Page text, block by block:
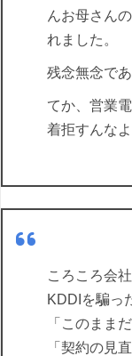
んお母さん
れました。
残念無念であ
てか、営業
着拒すんなよ
ころころ会
KDDIを騙っ
「このまま
「契約の見